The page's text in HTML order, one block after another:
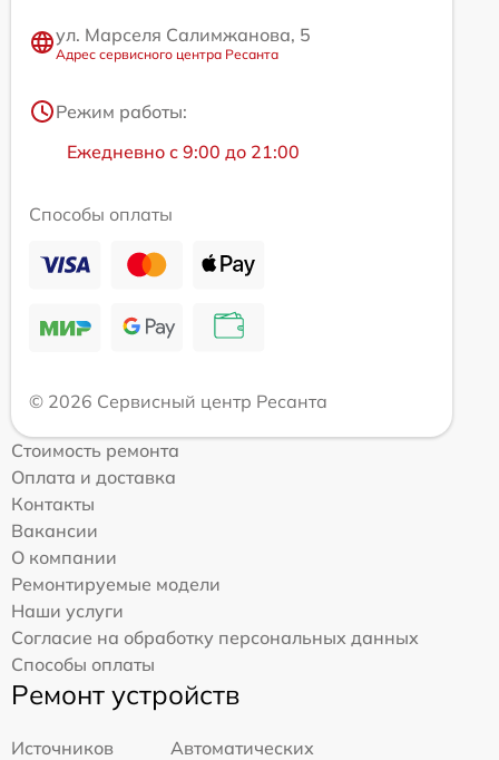
ул. Марселя Салимжанова, 5
Адрес сервисного центра Ресанта
Режим работы:
Ежедневно с 9:00 до 21:00
Способы оплаты
© 2026 Сервисный центр Ресанта
Стоимость ремонта
Оплата и доставка
Контакты
Вакансии
О компании
Ремонтируемые модели
Наши услуги
Согласие на обработку персональных данных
Способы оплаты
Ремонт устройств
Источников
Автоматических